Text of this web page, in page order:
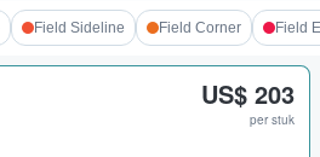
Field Sideline Field Corner Field
US$ 203
per stuk